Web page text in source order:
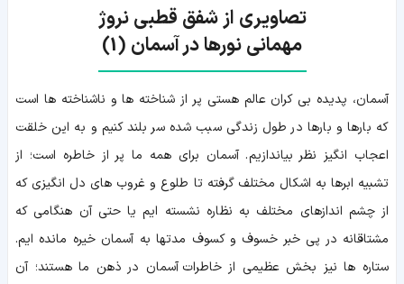
مهمانی نورها در آسمان (1)
آسمان، پدیده بی کران عالم هستی پر از شناخته ها و ناشناخته ها است
که بارها و بارها در طول زندگی سبب شده سر بلند کنیم و به این خلقت
اعجاب انگیز نظر بیاندازیم. آسمان برای همه ما پر از خاطره است؛ از
تشبیه ابرها به اشکال مختلف گرفته تا طلوع و غروب های دل انگیزی که
از چشم اندازهای مختلف به نظاره نشسته ایم یا حتی آن هنگامی که
مشتاقانه در پی خبر خسوف و کسوف مدتها به آسمان خیره مانده ایم.
ستاره ها نیز بخش عظیمی از خاطرات آسمان در ذهن ما هستند؛ آن